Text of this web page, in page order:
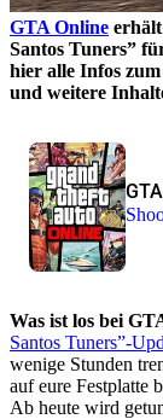
GTA Online
Santos Tuners”
hier alle Infos
und weitere
Was ist los bei
Santos Tuners”-
wenige Stunden
auf eure Festplatte
Ab heute wird